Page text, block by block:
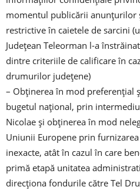
momentul publicării anunțurilor
restrictive în caietele de sarcini
Județean Teleorman l-a
dintre criteriile de calificare în
drumurilor județene)
– Obținerea în mod preferențial
bugetul național, prin
Nicolae și obținerea în mod
Uniunii Europene prin
inexacte, atât în cazul în care
primă etapă unitatea
direcționa fondurile către Tel